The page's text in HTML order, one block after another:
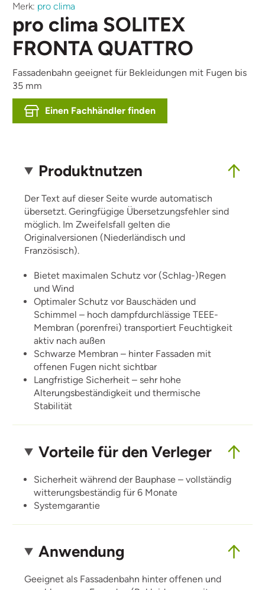
Merk: pro clima
pro clima SOLITEX
FRONTA QUATTRO
Fassadenbahn geeignet für Bekleidungen mit Fugen bis
35 mm
Einen Fachhändler finden
Produktnutzen
Der Text auf dieser Seite wurde automatisch
übersetzt. Geringfügige Übersetzungsfehler sind
möglich. Im Zweifelsfall gelten die
Originalversionen (Niederländisch und
Französisch).
Bietet maximalen Schutz vor (Schlag-)Regen
und Wind
Optimaler Schutz vor Bauschäden und
Schimmel – hoch dampfdurchlässige TEEE-
Membran (porenfrei) transportiert Feuchtigkeit
aktiv nach außen
Schwarze Membran – hinter Fassaden mit
offenen Fugen nicht sichtbar
Langfristige Sicherheit – sehr hohe
Alterungsbeständigkeit und thermische
Stabilität
Vorteile für den Verleger
Sicherheit während der Bauphase – vollständig
witterungsbeständig für 6 Monate
Systemgarantie
Anwendung
Geeignet als Fassadenbahn hinter offenen und